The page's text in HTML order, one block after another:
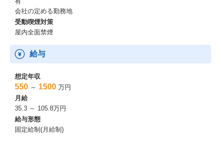
会社の定める勤務地
受動喫煙対策
屋内全面禁煙
給与
想定年収
550 ～ 1500 万円
月給
35.3 ～ 105.8万円
給与形態
固定給制(月給制)